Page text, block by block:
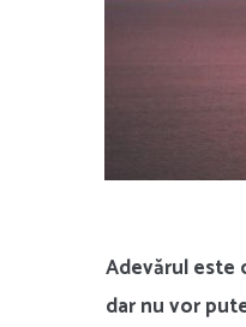
Adevărul este
dar nu vor